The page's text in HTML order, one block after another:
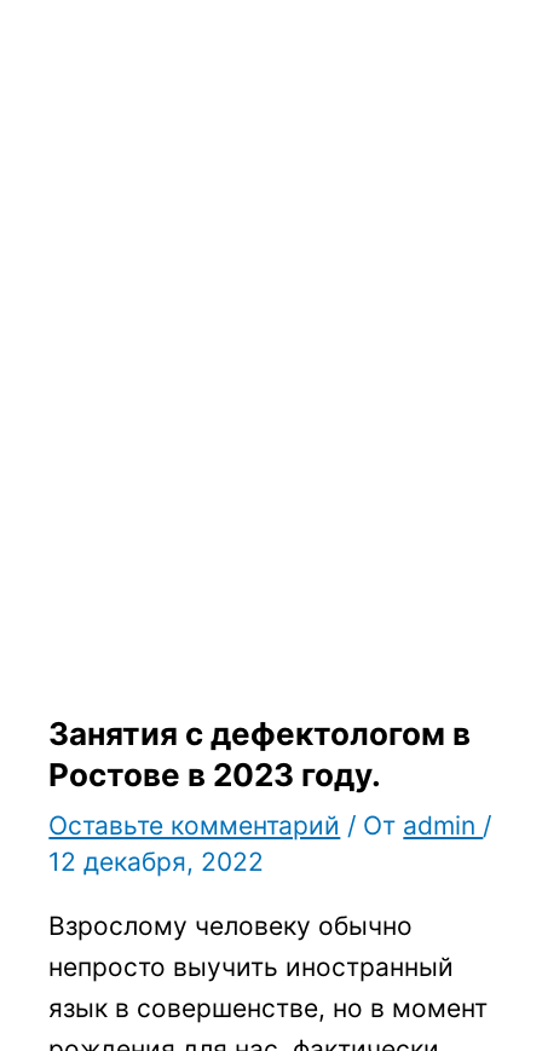
Занятия с дефектологом в
Ростове в 2023 году.
Оставьте комментарий / От admin /
12 декабря, 2022
Взрослому человеку обычно
непросто выучить иностранный
язык в совершенстве, но в момент